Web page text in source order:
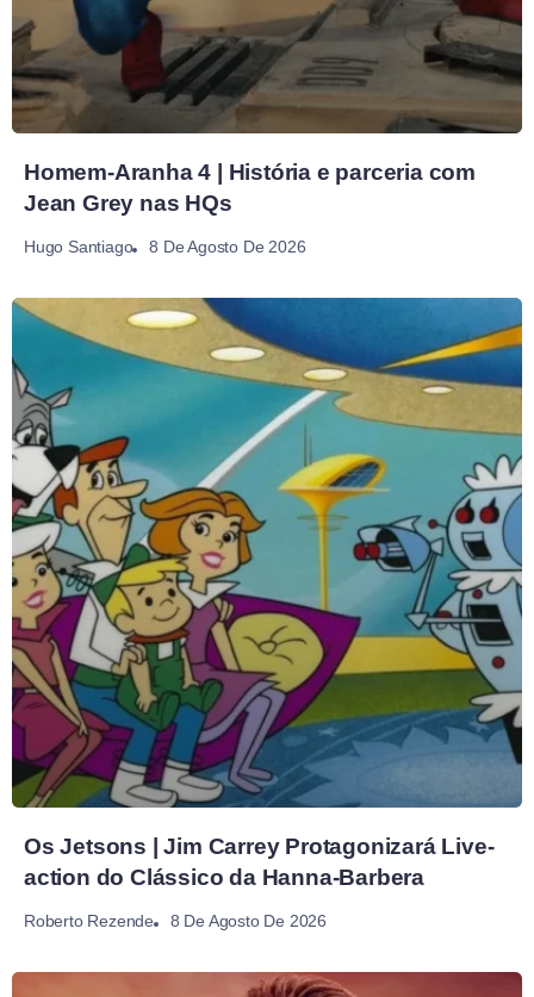
Homem-Aranha 4 | História e parceria com
Jean Grey nas HQs
Hugo Santiago 8 De Agosto De 2026
Os Jetsons | Jim Carrey Protagonizará Live-
action do Clássico da Hanna-Barbera
Roberto Rezende 8 De Agosto De 2026